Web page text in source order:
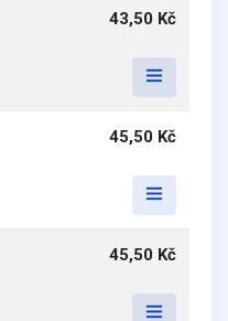
43,50 Kč
45,50 Kč
45,50 Kč